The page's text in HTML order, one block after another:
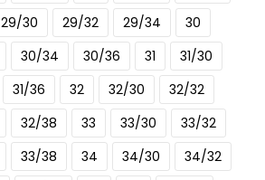
29/30 29/32 29/34
30
30/34 30/36 31
31/30
31/36 32 32/30
32/32
32/38 33 33/30
33/32
33/38 34 34/30
34/32